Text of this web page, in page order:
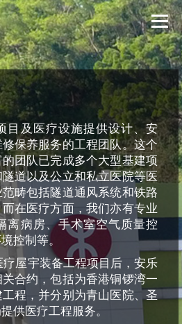
目及医疗设施提供设计、安
保养服务的工程团队。这个
团队已完成多个大型基建项
道以及公立和私立医院等医
畴包括隧道通风系统和铁路
在医疗方面，我们亦有专业
离病房、手术室空气质量控
控制等。
屋宇装备工程项目后，安乐
合约，包括为香港铜锣湾一
程，并分别为青山医院、圣
供医疗工程服务。